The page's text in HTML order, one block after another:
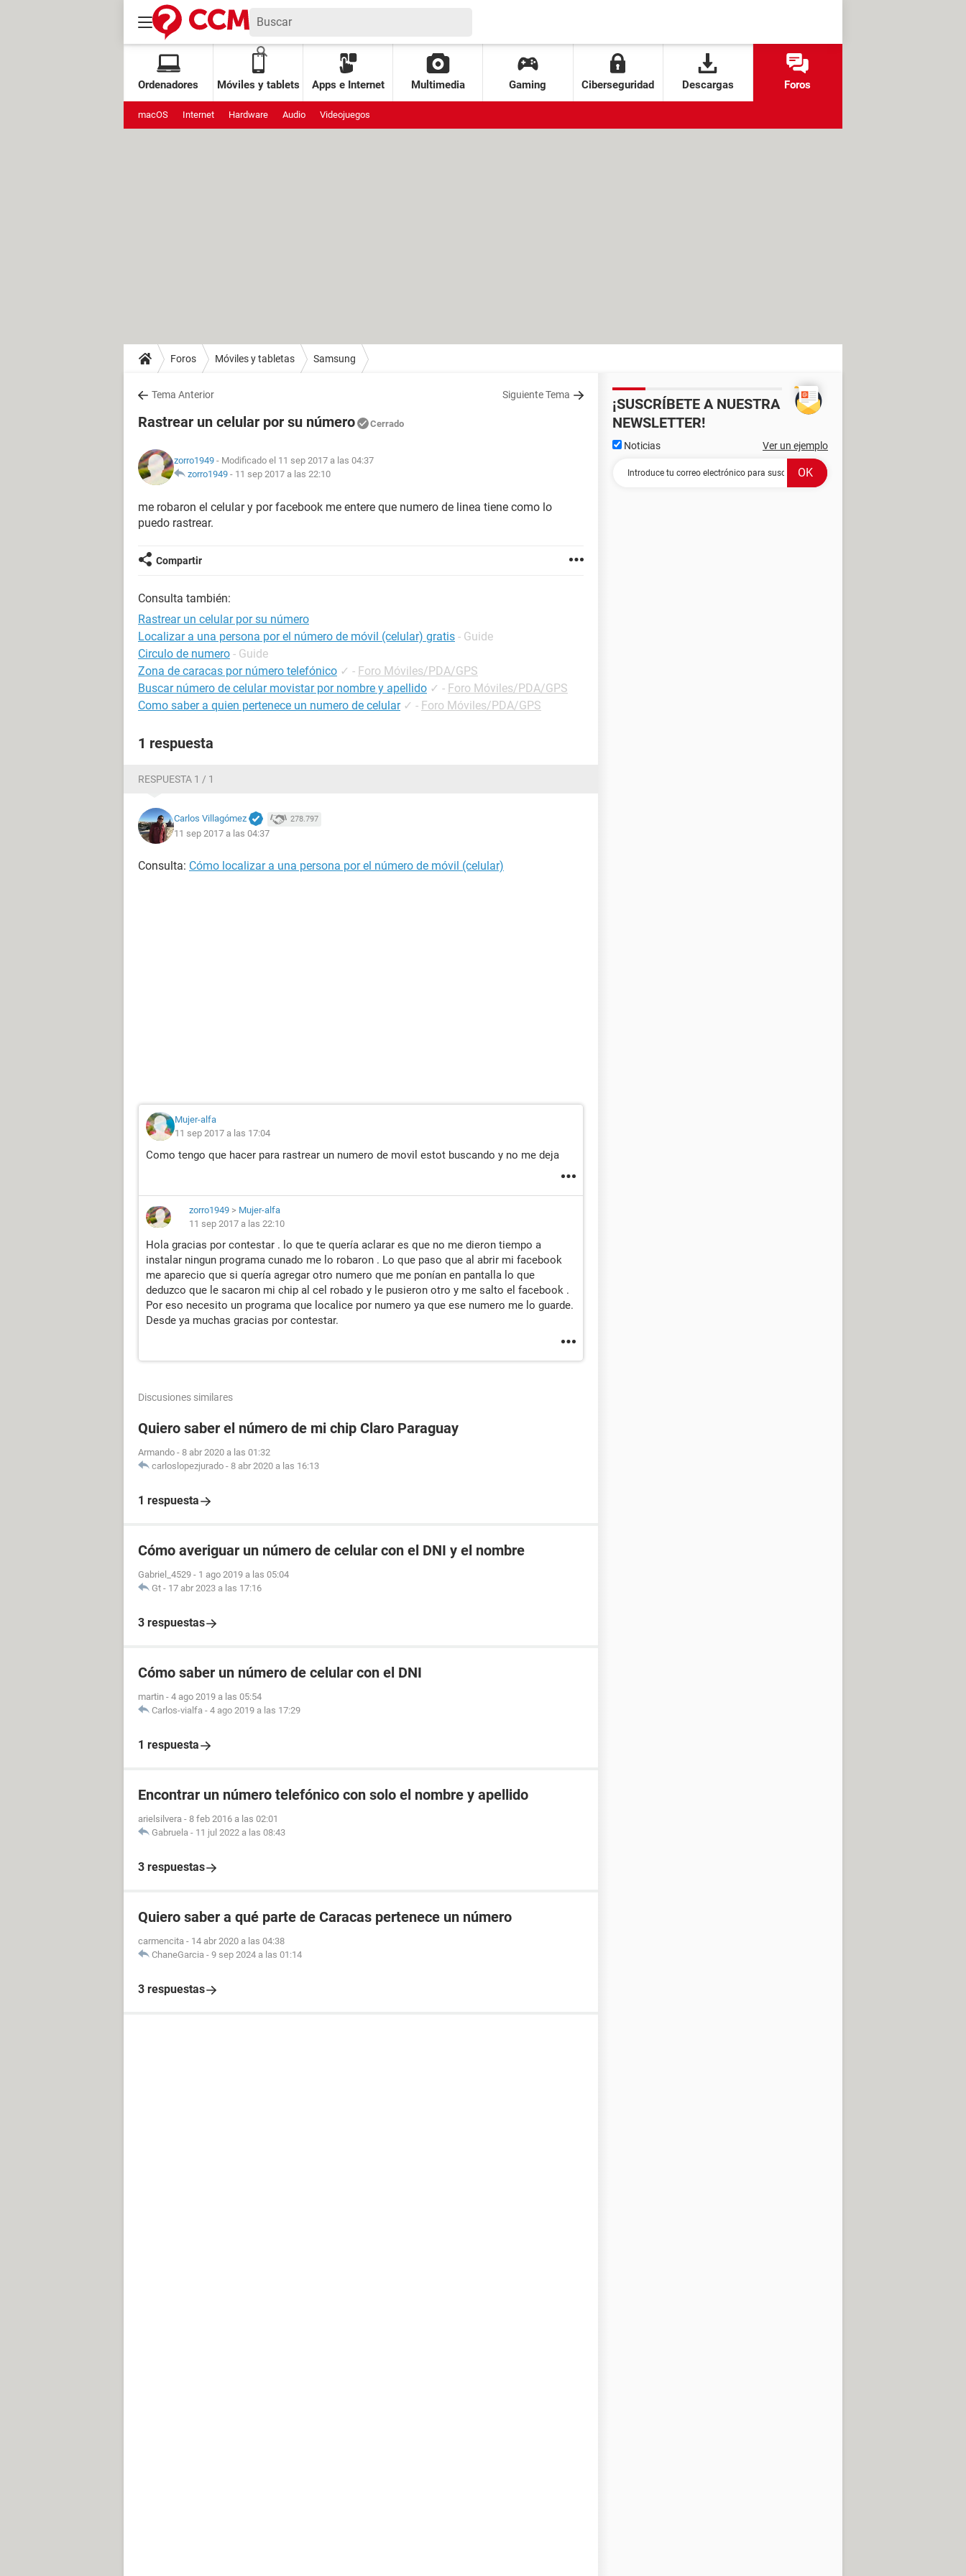
Ordenadores Móviles y tablets Apps e Internet Multimedia Gaming Ciberseguridad Descargas Foros
macOS Internet Hardware Audio Videojuegos
Foros Móviles y tabletas Samsung
Tema Anterior Siguiente Tema
Rastrear un celular por su número Cerrado
zorro1949 - Modificado el 11 sep 2017 a las 04:37
zorro1949 - 11 sep 2017 a las 22:10
me robaron el celular y por facebook me entere que numero de linea tiene como lo
puedo rastrear.
Compartir
Consulta también:
Rastrear un celular por su número
Localizar a una persona por el número de móvil (celular) gratis - Guide
Circulo de numero - Guide
Zona de caracas por número telefónico ✓ - Foro Móviles/PDA/GPS
Buscar número de celular movistar por nombre y apellido ✓ - Foro Móviles/PDA/GPS
Como saber a quien pertenece un numero de celular ✓ - Foro Móviles/PDA/GPS
1 respuesta
RESPUESTA 1 / 1
Carlos Villagómez 278.797
11 sep 2017 a las 04:37
Consulta: Cómo localizar a una persona por el número de móvil (celular)
Mujer-alfa
11 sep 2017 a las 17:04
Como tengo que hacer para rastrear un numero de movil estot buscando y no me deja
zorro1949 > Mujer-alfa
11 sep 2017 a las 22:10
Hola gracias por contestar . lo que te quería aclarar es que no me dieron tiempo a
instalar ningun programa cunado me lo robaron . Lo que paso que al abrir mi facebook
me aparecio que si quería agregar otro numero que me ponían en pantalla lo que
deduzco que le sacaron mi chip al cel robado y le pusieron otro y me salto el facebook .
Por eso necesito un programa que localice por numero ya que ese numero me lo guarde.
Desde ya muchas gracias por contestar.
Discusiones similares
Quiero saber el número de mi chip Claro Paraguay
Armando - 8 abr 2020 a las 01:32
carloslopezjurado - 8 abr 2020 a las 16:13
1 respuesta
Cómo averiguar un número de celular con el DNI y el nombre
Gabriel_4529 - 1 ago 2019 a las 05:04
Gt - 17 abr 2023 a las 17:16
3 respuestas
Cómo saber un número de celular con el DNI
martin - 4 ago 2019 a las 05:54
Carlos-vialfa - 4 ago 2019 a las 17:29
1 respuesta
Encontrar un número telefónico con solo el nombre y apellido
arielsilvera - 8 feb 2016 a las 02:01
Gabruela - 11 jul 2022 a las 08:43
3 respuestas
Quiero saber a qué parte de Caracas pertenece un número
carmencita - 14 abr 2020 a las 04:38
ChaneGarcia - 9 sep 2024 a las 01:14
3 respuestas
¡SUSCRÍBETE A NUESTRA
NEWSLETTER!
Noticias Ver un ejemplo